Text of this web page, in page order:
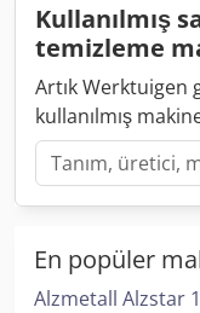
Kullanılmış
temizleme
Artık Werktuigen
kullanılmış
En popüler
Alzmetall Alzstar